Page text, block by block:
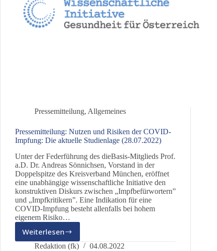
Pressemitteilung, Allgemeines
Pressemitteilung: Nutzen und Risiken der COVID-
Impfung: Die aktuelle Studienlage (28.07.2022)
Unter der Federführung des dieBasis-Mitglieds Prof.
a.D. Dr. Andreas Sönnichsen, Vorstand in der
Doppelspitze des Kreisverband München, eröffnet
eine unabhängige wissenschaftliche Initiative den
konstruktiven Diskurs zwischen „Impfbefürwortern”
und „Impfkritikern”. Eine Indikation für eine
COVID-Impfung besteht allenfalls bei hohem
eigenem Risiko…
WeiterlesenPressemitteilung:
Nutzen
Redaktion (fk) 04.08.2022